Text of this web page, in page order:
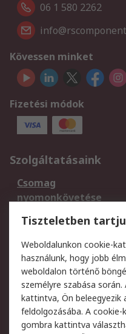
06 1 580 2262
Kövessen minket
Fizetési módok
Szolgáltatásaink
Csomag
nyomonkövetése
Regisztráció
Termékvisszaküldés
Szolgáltatások
Jogi
Adatvédelmi
szabályzat
Tiszteletben
Weboldalunkon cookie-
használunk, hogy jobb
weboldalon történő
személyre szabása
kattintva, Ön beleegyezik
feldolgozásába. A
gombra kattintva